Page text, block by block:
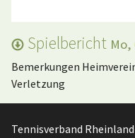
Spielbericht Mo,
Bemerkungen
Verletzung
Tennisverband